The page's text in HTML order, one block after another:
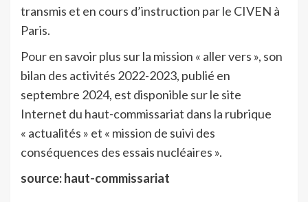
transmis et en cours d’instruction par le CIVEN à
Paris.
Pour en savoir plus sur la mission « aller vers », son
bilan des activités 2022-2023, publié en
septembre 2024, est disponible sur le site
Internet du haut-commissariat dans la rubrique
« actualités » et « mission de suivi des
conséquences des essais nucléaires ».
source: haut-commissariat